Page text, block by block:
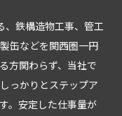
鉄構造物工事、管工
缶などを関西圏一円
方関わらず、当社で
っかりとステップア
。安定した仕事量が